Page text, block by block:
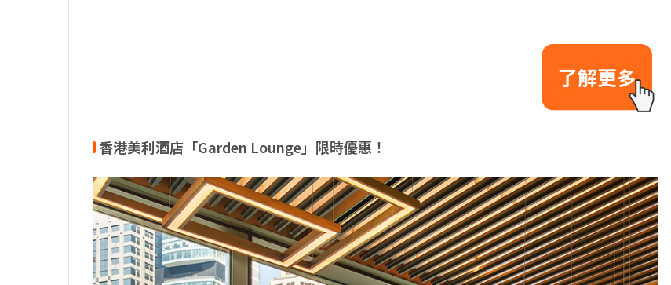
香港美利酒店「Garden Lounge」限時優惠！